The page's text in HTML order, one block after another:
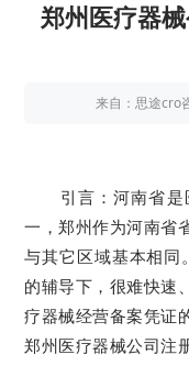
郑州医疗器
来自：思途
引言：河南省是
一，郑州作为河南省
与其它区域基本相同
的辅导下，很难快速
疗器械经营备案凭证
郑州医疗器械公司注